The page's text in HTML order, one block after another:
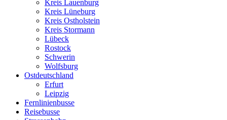
Kreis Lauenburg
Kreis Lüneburg
Kreis Ostholstein
Kreis Stormann
Lübeck
Rostock
Schwerin
Wolfsburg
Ostdeutschland
Erfurt
Leipzig
Fernlinienbusse
Reisebusse